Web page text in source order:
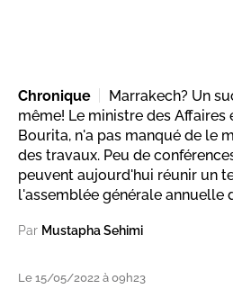
Chronique
Marrakech? Un
même! Le ministre des Affaires
Bourita, n'a pas manqué de le
des travaux. Peu de
peuvent aujourd'hui réunir un
l'assemblée générale annuelle
Par Mustapha Sehimi
Le 15/05/2022 à 09h23